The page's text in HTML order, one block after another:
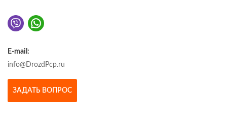
E-mail:
info@DrozdPcp.ru
ЗАДАТЬ ВОПРОС